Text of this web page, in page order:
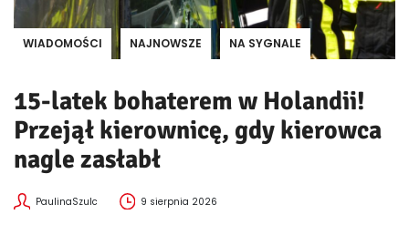
WIADOMOŚCI NAJNOWSZE NA SYGNALE
15-latek bohaterem w Holandii!
Przejął kierownicę, gdy kierowca
nagle zasłabł
PaulinaSzulc 9 sierpnia 2026